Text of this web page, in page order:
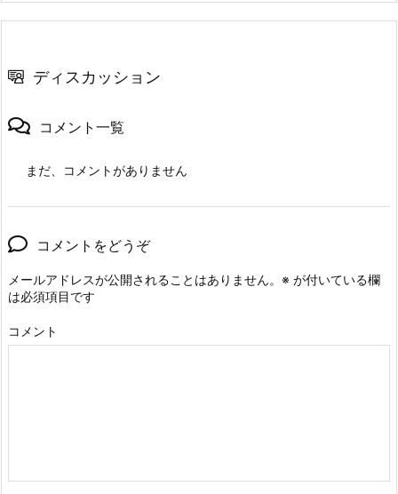
ディスカッション
コメント一覧
まだ、コメントがありません
コメントをどうぞ
メールアドレスが公開されることはありません。 ※ が付いている欄
は必須項目です
コメント